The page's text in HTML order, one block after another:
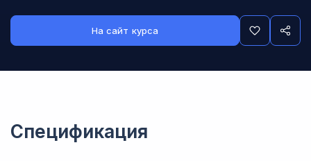
На сайт курса
Спецификация